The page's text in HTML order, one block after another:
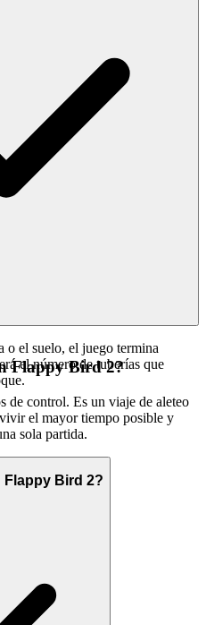
o el suelo, el juego termina
el número de tuberías que
Flappy Bird 2?
de control. Es un viaje de aleteo
el mayor tiempo posible y
sola partida.
Bird 2?